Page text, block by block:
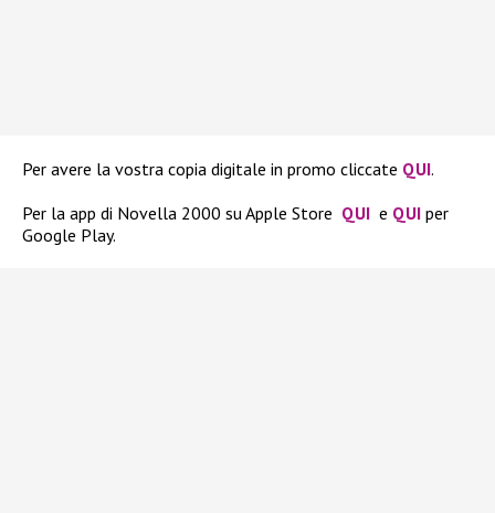
Per avere la vostra copia digitale in promo cliccate QUI.
Per la app di Novella 2000 su Apple Store QUI e QUI per
Google Play.